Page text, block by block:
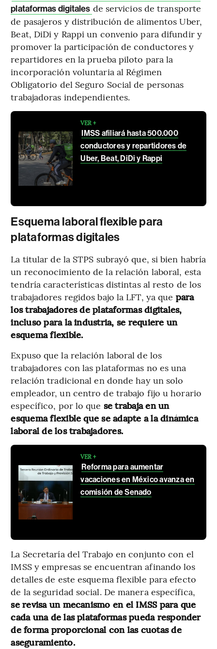
plataformas digitales de servicios de transporte
de pasajeros y distribución de alimentos Uber,
Beat, DiDi y Rappi un convenio para difundir y
promover la participación de conductores y
repartidores en la prueba piloto para la
incorporación voluntaria al Régimen
Obligatorio del Seguro Social de personas
trabajadoras independientes.
VER +
IMSS afiliará hasta 500.000
conductores y repartidores de
Uber, Beat, DiDi y Rappi
Esquema laboral flexible para
plataformas digitales
La titular de la STPS subrayó que, si bien habría
un reconocimiento de la relación laboral, esta
tendría características distintas al resto de los
trabajadores regidos bajo la LFT, ya que para
los trabajadores de plataformas digitales,
incluso para la industria, se requiere un
esquema flexible.
Expuso que la relación laboral de los
trabajadores con las plataformas no es una
relación tradicional en donde hay un solo
empleador, un centro de trabajo fijo u horario
específico, por lo que se trabaja en un
esquema flexible que se adapte a la dinámica
laboral de los trabajadores.
VER +
Reforma para aumentar
vacaciones en México avanza en
comisión de Senado
La Secretaría del Trabajo en conjunto con el
IMSS y empresas se encuentran afinando los
detalles de este esquema flexible para efecto
de la seguridad social. De manera específica,
se revisa un mecanismo en el IMSS para que
cada una de las plataformas pueda responder
de forma proporcional con las cuotas de
aseguramiento.